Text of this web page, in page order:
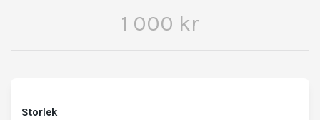
1 000 kr
Storlek